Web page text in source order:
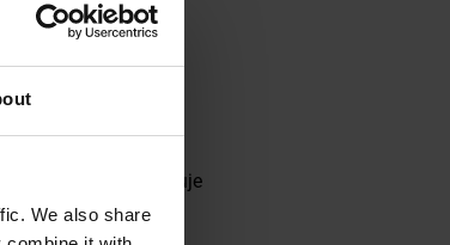
We also share
ponczo zajmuje